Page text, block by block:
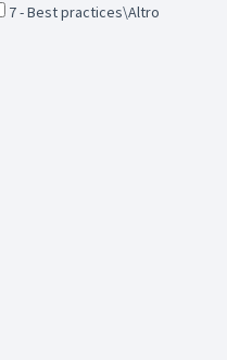
7 - Best practices\Altro